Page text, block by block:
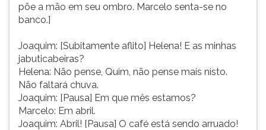
põe a mão em seu ombro. Marcelo senta-se no
banco.]
Joaquim: [Subitamente aflito] Helena! E as minhas
jabuticabeiras?
Helena: Não pense, Quim, não pense mais nisto.
Não faltará chuva.
Joaquim: [Pausa] Em que mês estamos?
Marcelo: Em abril.
Joaquim: Abril! [Pausa] O café está sendo arruado!